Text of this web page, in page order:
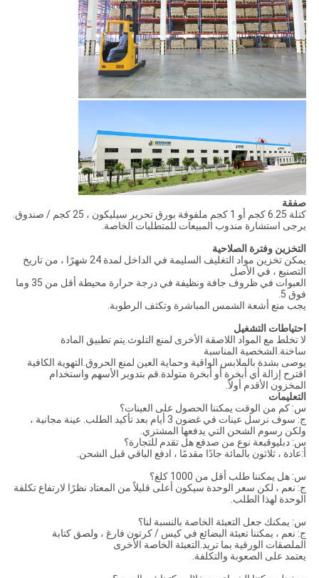
صفقة
كتلة 6.25 كجم أو 1 كجم ملفوفة بورق تحرير سيليكون ، 25 كجم / صندوق.
يرجى استشارة مندوب المبيعات للمتطلبات الخاصة.
التخزين وفترة الصلاحية
يمكن تخزين مواد التغليف السليمة في الداخل لمدة 24 شهرًا ، من تاريخ
التصنيع ، في الأصل
العبوات في ظروف جافة ونظيفة في درجة حرارة محيطة أقل من 35 وما
فوق 5.
يجب منع أشعة الشمس المباشرة وتكثف الرطوبة.
احتياطات التشغيل
لا تخلط مع المواد اللاصقة الأخرى لمنع التلوث.يتم تطبيق المادة
ساخنة.الشخصية المناسبة
يوصى بشدة بالملابس الواقية وحماية العين لمنع الحروق.التهوية الكافية
اقترح إزالة أي أبخرة أو أبخرة متولدة.قم بتدوير الأسهم واستخدام
المخزون الأقدم أولاً.
التعليمات
س: كم من الوقت يمكننا الحصول على العينات؟
ج: سوف نرسل عينات في غضون 3 أيام بعد تأكيد الطلب. عينة مجانية ،
ولكن رسوم الشحن التي يدفعها المشتري.
س: دبليوقبعة نوع من صدفع هل تقدم للتجارة؟
أ:عادة ، ثلاثون بالمائة جادًا مقدمًا ، ادفع الباقي قبل الشحن.
س: هل يمكننا طلب أقل من 1000 كلغ؟
ج: نعم ، لكن سعر الوحدة سيكون أعلى قليلاً من المعتاد نظرًا لارتفاع تكلفة
الوحدة لهذا الطلب.
س: يمكنك جعل التعبئة الخاصة بالنسبة لنا؟
ج: نعم ، يمكننا تعبئة البضائع في كيس / كرتون فارغ ، ولصق كتابة
الملصقات الورقية بما تريد.التعبئة الخاصة الأخرى
يعتمد على الصعوبة والتكلفة.